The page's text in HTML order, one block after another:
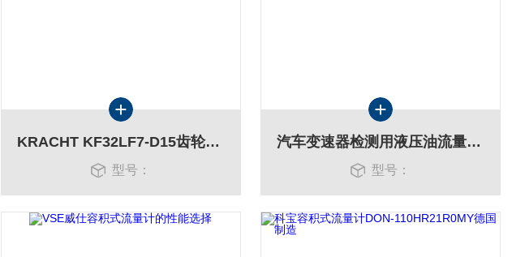
KRACHT KF32LF7-D15齿轮油泵上海现货渠道
型号：
汽车变速器检测用液压油流量计 德国VSE供应
型号：